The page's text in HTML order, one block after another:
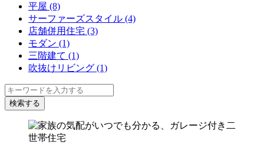
平屋 (8)
サーファーズスタイル (4)
店舗併用住宅 (3)
モダン (1)
三階建て (1)
吹抜けリビング (1)